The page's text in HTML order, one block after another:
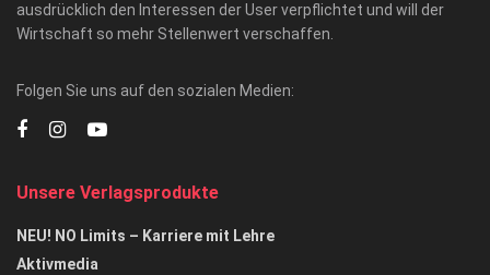
ausdrücklich den Interessen der User verpflichtet und will der
Wirtschaft so mehr Stellenwert verschaffen.
Folgen Sie uns auf den sozialen Medien:
Unsere Verlagsprodukte
NEU! NO Limits – Karriere mit Lehre
Aktivmedia